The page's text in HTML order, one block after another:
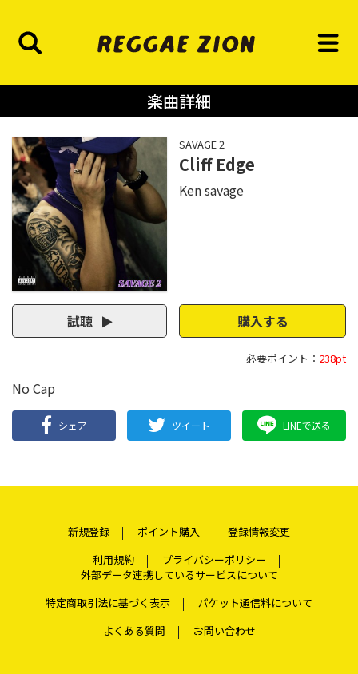
楽曲詳細
SAVAGE 2
Cliff Edge
Ken savage
試聴 購入する
必要ポイント： 238pt
No Cap
シェア ツイート LINEで送る
新規登録 ポイント購入
登録情報変更
利用規約
プライバシーポリシー
外部データ連携しているサービスについて
特定商取引法に基づく表示
パケット通信料について
よくある質問
お問い合わせ